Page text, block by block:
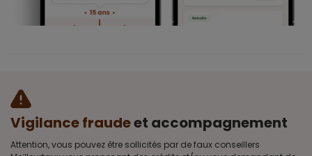
Vigilance fraudeet accompagnement
Attention, vous pouvez être sollicités par de faux conseillers